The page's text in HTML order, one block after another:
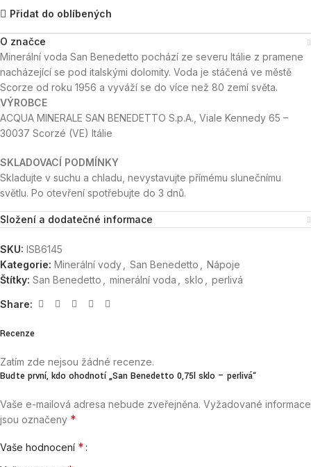
Přidat do oblíbených
O značce
Minerální voda San Benedetto pochází ze severu Itálie z pramene
nacházející se pod italskými dolomity. Voda je stáčená ve městě
Scorze od roku 1956 a vyváží se do více než 80 zemí světa.
VÝROBCE
ACQUA MINERALE SAN BENEDETTO S.p.A., Viale Kennedy 65 –
30037 Scorzé (VE) Itálie
SKLADOVACÍ PODMÍNKY
Skladujte v suchu a chladu, nevystavujte přímému slunečnímu
světlu. Po otevření spotřebujte do 3 dnů.
Složení a dodatečné informace
SKU: ISB6145
Kategorie: Minerální vody San Benedetto
Nápoje
Štítky: San Benedetto minerální voda sklo perlivá
Share:
Recenze
Zatím zde nejsou žádné recenze.
Buďte první, kdo ohodnotí „San Benedetto 0,75l sklo – perlivá“
Vaše e-mailová adresa nebude zveřejněna. Vyžadované informace
jsou označeny *
Vaše hodnocení *